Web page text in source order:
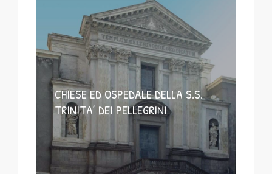
CHIESE ED OSPEDALE DELLA S.S.
TRINITA’ DEI PELLEGRINI